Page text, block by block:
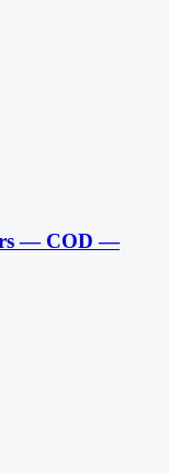
— COD —